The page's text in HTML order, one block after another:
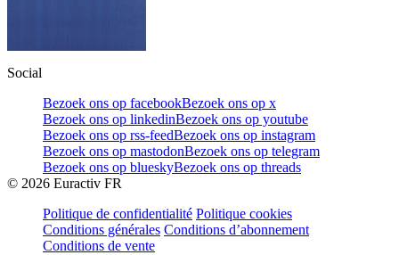
Social
Bezoek ons op facebookBezoek ons op x
Bezoek ons op linkedinBezoek ons op youtube
Bezoek ons op rss-feedBezoek ons op instagram
Bezoek ons op mastodonBezoek ons op telegram
Bezoek ons op blueskyBezoek ons op threads
© 2026 Euractiv FR
Politique de confidentialité Politique cookies
Conditions générales Conditions d’abonnement
Conditions de vente